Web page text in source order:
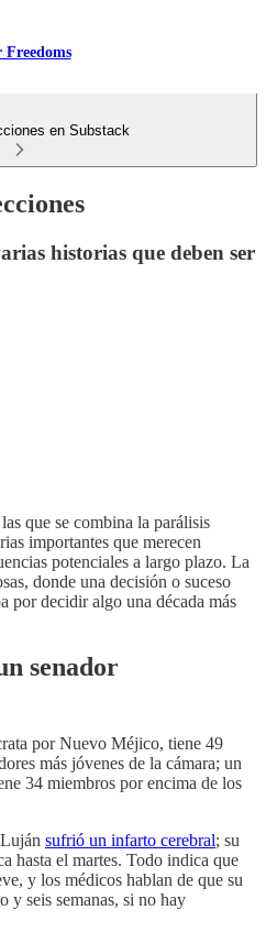
Freedoms
en Substack
historias que deben ser
que se combina la parálisis
importantes que merecen
potenciales a largo plazo. La
donde una decisión o suceso
por decidir algo una década más
senador
por Nuevo Méjico, tiene 49
más jóvenes de la cámara; un
34 miembros por encima de los
sufrió un infarto cerebral; su
hasta el martes. Todo indica que
y los médicos hablan de que su
y seis semanas, si no hay